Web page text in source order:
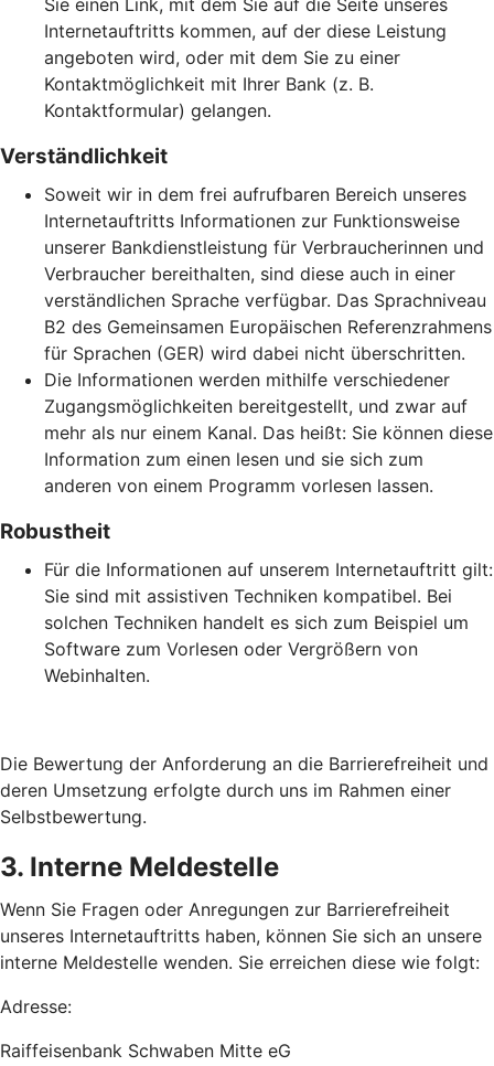
Sie einen Link, mit dem Sie auf die Seite unseres
Internetauftritts kommen, auf der diese Leistung
angeboten wird, oder mit dem Sie zu einer
Kontaktmöglichkeit mit Ihrer Bank (z. B.
Kontaktformular) gelangen.
Verständlichkeit
Soweit wir in dem frei aufrufbaren Bereich unseres
Internetauftritts Informationen zur Funktionsweise
unserer Bankdienstleistung für Verbraucherinnen und
Verbraucher bereithalten, sind diese auch in einer
verständlichen Sprache verfügbar. Das Sprachniveau
B2 des Gemeinsamen Europäischen Referenzrahmens
für Sprachen (GER) wird dabei nicht überschritten.
Die Informationen werden mithilfe verschiedener
Zugangsmöglichkeiten bereitgestellt, und zwar auf
mehr als nur einem Kanal. Das heißt: Sie können diese
Information zum einen lesen und sie sich zum
anderen von einem Programm vorlesen lassen.
Robustheit
Für die Informationen auf unserem Internetauftritt gilt:
Sie sind mit assistiven Techniken kompatibel. Bei
solchen Techniken handelt es sich zum Beispiel um
Software zum Vorlesen oder Vergrößern von
Webinhalten.
Die Bewertung der Anforderung an die Barrierefreiheit und
deren Umsetzung erfolgte durch uns im Rahmen einer
Selbstbewertung.
3. Interne Meldestelle
Wenn Sie Fragen oder Anregungen zur Barrierefreiheit
unseres Internetauftritts haben, können Sie sich an unsere
interne Meldestelle wenden. Sie erreichen diese wie folgt:
Adresse:
Raiffeisenbank Schwaben Mitte eG